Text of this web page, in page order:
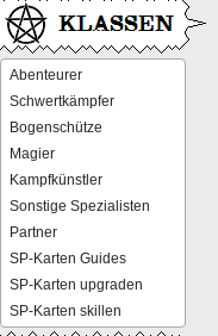
Abenteurer
Schwertkämpfer
Bogenschütze
Magier
Kampfkünstler
Sonstige Spezialisten
Partner
SP-Karten Guides
SP-Karten upgraden
SP-Karten skillen